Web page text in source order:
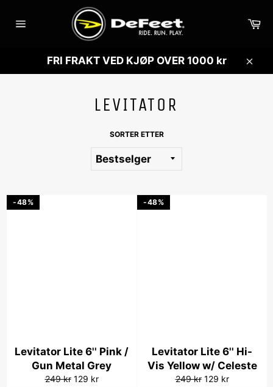
videre
Sidenavigasjon
FRI FRAKT VED KJØP OVER 1000 kr
Lukk
LEVITATOR
SORTER ETTER
Levitator Lite 6'' Pink /
Gun Metal Grey
Vanlig
249 kr Salgspris
129 kr
-48%
Levitator Lite 6'' Hi-
Vis Yellow w/ Celeste
Vanlig
249 kr Salgspris
129 kr
-48%